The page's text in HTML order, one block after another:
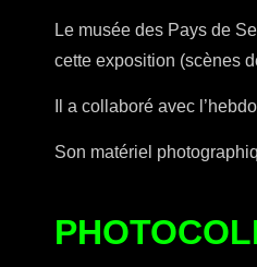
Le musée des Pays de
cette exposition (scènes
Il a collaboré avec
Son matériel